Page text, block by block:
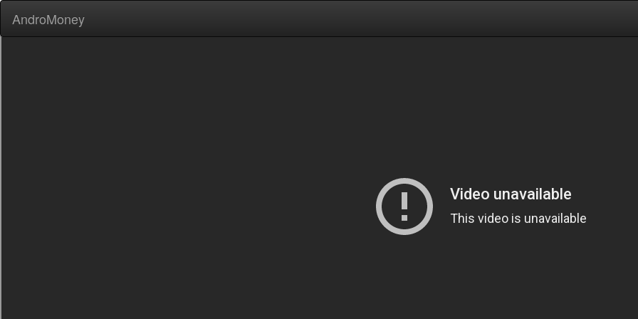
AndroMoney